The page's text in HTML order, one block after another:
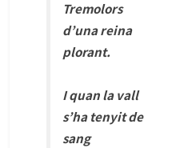
Tremolors
d’una reina
plorant.
I quan la vall
s’ha tenyit de
sang